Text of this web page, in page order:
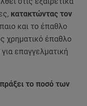
κατακτώντας τον
και το έπαθλο
χρηματικό έπαθλο
επαγγελματική
το ποσό των